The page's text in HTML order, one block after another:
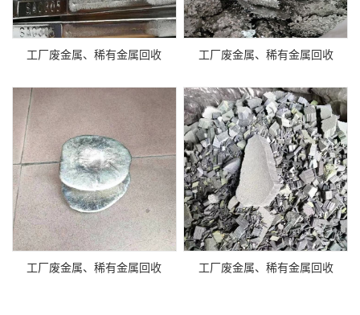
工厂废金属、稀有金属回收 工厂废金属、稀有金属回收
工厂废金属、稀有金属回收 工厂废金属、稀有金属回收